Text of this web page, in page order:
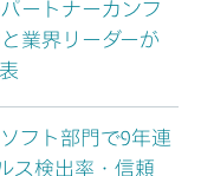
ートナーカンフ
業界リーダーが
フト部門で9年連
ス検出率・信頼